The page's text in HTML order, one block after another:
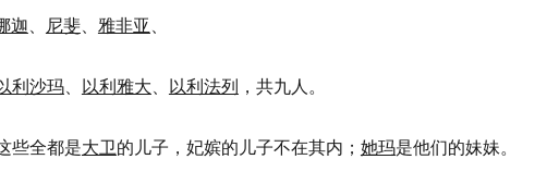
迦、 尼斐、 雅非亚 、
利沙玛、 以利雅大、 以利法列 ，共九人。
些全都是大卫的儿子，妃嫔的儿子不在其内； 她玛是他们的妹妹。